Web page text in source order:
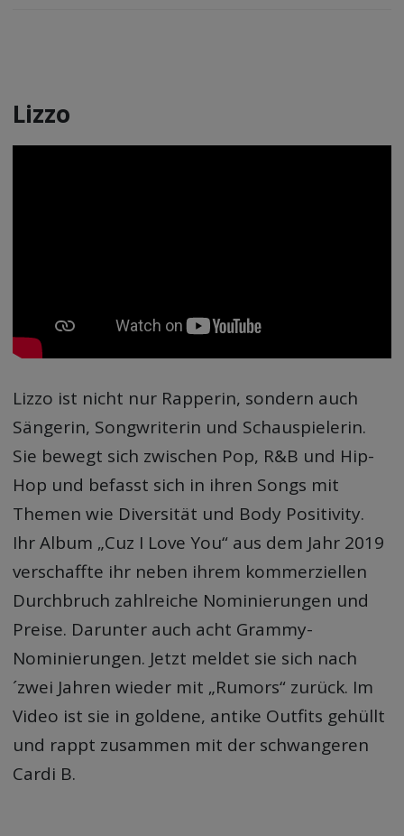
Lizzo
Lizzo ist nicht nur Rapperin, sondern auch
Sängerin, Songwriterin und Schauspielerin.
Sie bewegt sich zwischen Pop, R&B und Hip-
Hop und befasst sich in ihren Songs mit
Themen wie Diversität und Body Positivity.
Ihr Album „Cuz I Love You“ aus dem Jahr 2019
verschaffte ihr neben ihrem kommerziellen
Durchbruch zahlreiche Nominierungen und
Preise. Darunter auch acht Grammy-
Nominierungen. Jetzt meldet sie sich nach
´zwei Jahren wieder mit „Rumors“ zurück. Im
Video ist sie in goldene, antike Outfits gehüllt
und rappt zusammen mit der schwangeren
Cardi B.